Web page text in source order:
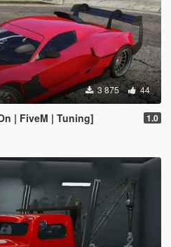
3 875 44
| FiveM | Tuning] 1.0